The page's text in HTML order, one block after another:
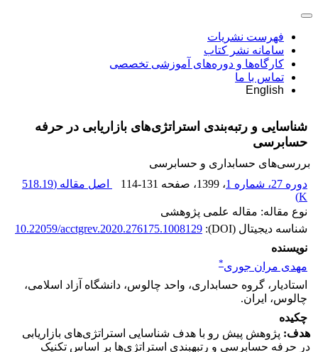
فهرست نشریات
سامانه نشر کتاب
کارگاه‌ها و دوره‌های آموزشی تخصصی
تماس با ما
English
شناسایی و رتبه‌بندی استراتژی‌های بازاریابی در حرفه
حسابرسی
بررسی‏‌های حسابداری و حسابرسی
دوره 27، شماره 1
، 1399 ، صفحه 114-131 اصل مقاله (518.19
K
)
نوع مقاله: مقاله علمی پژوهشی
شناسه دیجیتال (DOI):
10.22059/acctgrev.2020.276175.1008129
نویسنده
مهدی مران جوری*
استادیار، گروه حسابداری، واحد چالوس، دانشگاه آزاد اسلامی،
چالوس، ایران.
چکیده
هدف: پژوهش پیش رو با هدف شناسایی استراتژی‌های بازاریابی
در حرفه حسابرسی و رتبه‎بندی استراتژی‌ها بر اساس تکنیک